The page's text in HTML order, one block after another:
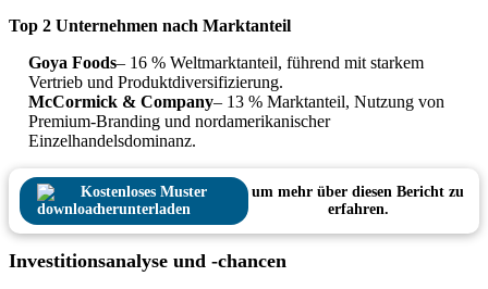
Top 2 Unternehmen nach Marktanteil
Goya Foods– 16 % Weltmarktanteil, führend mit starkem
Vertrieb und Produktdiversifizierung.
McCormick & Company– 13 % Marktanteil, Nutzung von
Premium-Branding und nordamerikanischer
Einzelhandelsdominanz.
Kostenloses Muster
herunterladen
um mehr über diesen Bericht zu
erfahren.
Investitionsanalyse und -chancen